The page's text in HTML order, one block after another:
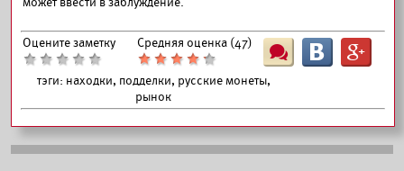
Оцените заметку Средняя оценка (47)
тэги: находки, подделки, русские монеты,
рынок
Ш B G